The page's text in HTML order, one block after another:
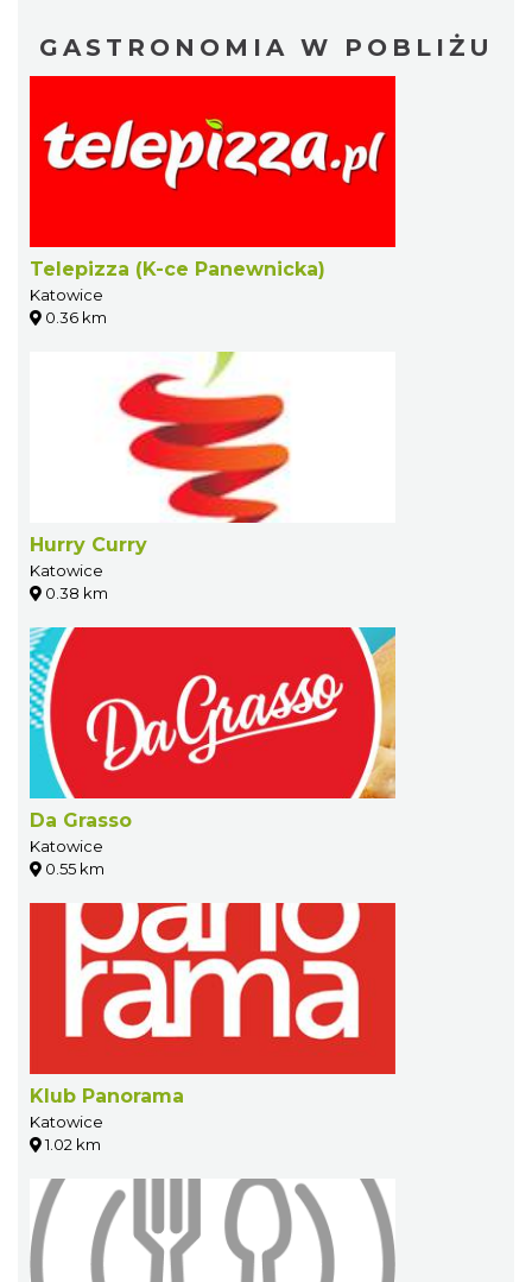
GASTRONOMIA W POBLIŻU
Telepizza (K-ce Panewnicka)
Katowice
0.36 km
Hurry Curry
Katowice
0.38 km
Da Grasso
Katowice
0.55 km
Klub Panorama
Katowice
1.02 km